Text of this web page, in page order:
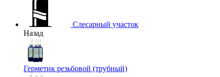
Слесарный участок
Назад
Герметик резьбовой (трубный)